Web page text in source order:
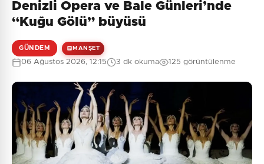
Denizli Opera ve Bale Günleri’nde
“Kuğu Gölü” büyüsü
GÜNDEM MANŞET
06 Ağustos 2026, 12:15 3 dk okuma 125 görüntülenme